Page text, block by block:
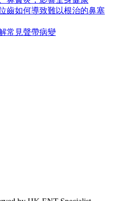
齒如何導致難以根治的鼻塞
常見聲帶病變